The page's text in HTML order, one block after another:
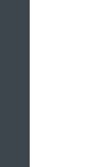
"Ключ взял?
не забыл?
Вели тут с
семейную
Результаты
сборной